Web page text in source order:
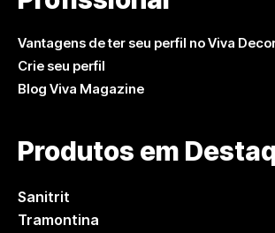
Vantagens de ter seu perfil no Viva
Crie seu perfil
Blog Viva Magazine
Produtos em
Sanitrit
Tramontina